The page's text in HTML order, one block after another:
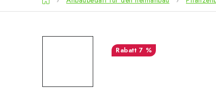
7 %